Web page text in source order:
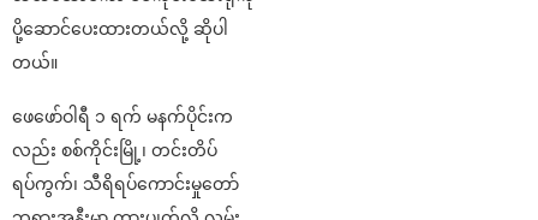
ပို့ဆောင်ပေးထားတယ်လို့ ဆိုပါ
တယ်။
ဖေဖော်ဝါရီ ၁ ရက် မနက်ပိုင်းက
လည်း စစ်ကိုင်းမြို့၊ တင်းတိပ်
ရပ်ကွက်၊ သီရိရပ်ကောင်းမှုတော်